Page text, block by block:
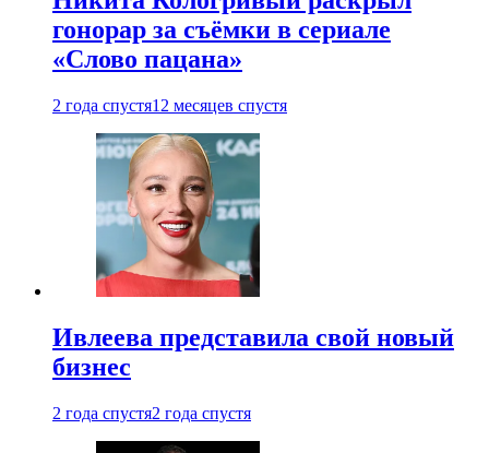
гонорар за съёмки в сериале
«Слово пацана»
2 года спустя12 месяцев спустя
Ивлеева представила свой новый
бизнес
2 года спустя2 года спустя